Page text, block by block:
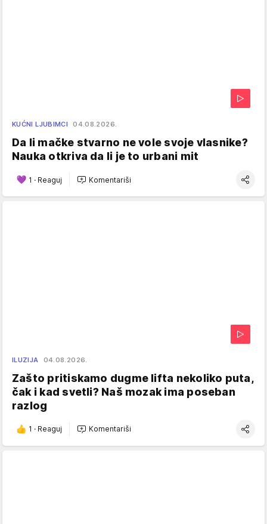
KUĆNI LJUBIMCI 04.08.2026.
Da li mačke stvarno ne vole svoje vlasnike?
Nauka otkriva da li je to urbani mit
1 · Reaguj Komentariši
ILUZIJA 04.08.2026.
Zašto pritiskamo dugme lifta nekoliko puta,
čak i kad svetli? Naš mozak ima poseban
razlog
1 · Reaguj Komentariši